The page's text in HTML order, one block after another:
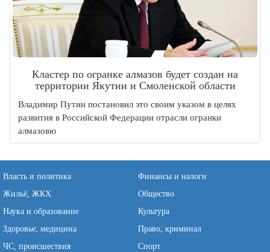
Кластер по огранке алмазов будет создан на
территории Якутии и Смоленской области
Владимир Путин постановил это своим указом в целях
развития в Российской Федерации отрасли огранки
алмазовю
Власть и политика
Финансы и налоги
Жильё, ЖКХ
Общество
Наука и образование
Культура
Здоровье, медицина
Право, криминал
ЧС, происшествия
Спорт